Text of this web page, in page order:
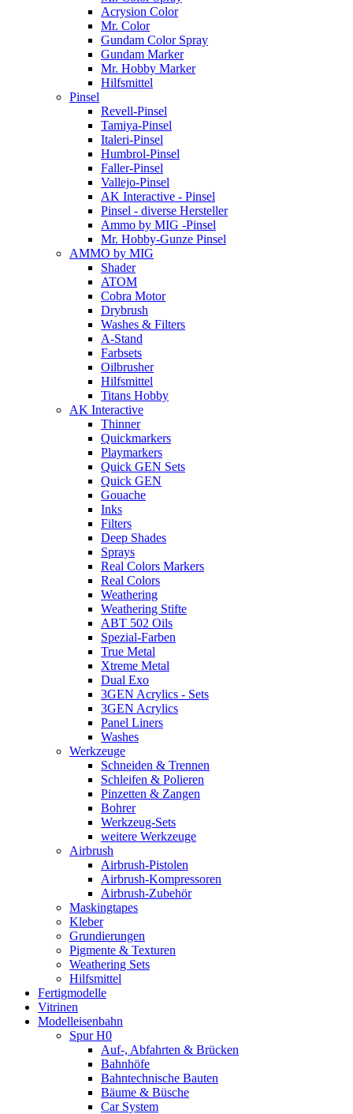
Acrysion Color
Mr. Color
Gundam Color Spray
Gundam Marker
Mr. Hobby Marker
Hilfsmittel
Pinsel
Revell-Pinsel
Tamiya-Pinsel
Italeri-Pinsel
Humbrol-Pinsel
Faller-Pinsel
Vallejo-Pinsel
AK Interactive - Pinsel
Pinsel - diverse Hersteller
Ammo by MIG -Pinsel
Mr. Hobby-Gunze Pinsel
AMMO by MIG
Shader
ATOM
Cobra Motor
Drybrush
Washes & Filters
A-Stand
Farbsets
Oilbrusher
Hilfsmittel
Titans Hobby
AK Interactive
Thinner
Quickmarkers
Playmarkers
Quick GEN Sets
Quick GEN
Gouache
Inks
Filters
Deep Shades
Sprays
Real Colors Markers
Real Colors
Weathering
Weathering Stifte
ABT 502 Oils
Spezial-Farben
True Metal
Xtreme Metal
Dual Exo
3GEN Acrylics - Sets
3GEN Acrylics
Panel Liners
Washes
Werkzeuge
Schneiden & Trennen
Schleifen & Polieren
Pinzetten & Zangen
Bohrer
Werkzeug-Sets
weitere Werkzeuge
Airbrush
Airbrush-Pistolen
Airbrush-Kompressoren
Airbrush-Zubehör
Maskingtapes
Kleber
Grundierungen
Pigmente & Texturen
Weathering Sets
Hilfsmittel
Fertigmodelle
Vitrinen
Modelleisenbahn
Spur H0
Auf-, Abfahrten & Brücken
Bahnhöfe
Bahntechnische Bauten
Bäume & Büsche
Car System